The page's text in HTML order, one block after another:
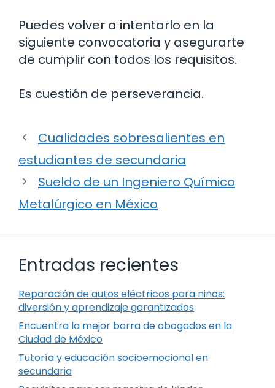
Puedes volver a intentarlo en la
siguiente convocatoria y asegurarte
de cumplir con todos los requisitos.
Es cuestión de perseverancia.
Cualidades sobresalientes en
estudiantes de secundaria
Sueldo de un Ingeniero Químico
Metalúrgico en México
Entradas recientes
Reparación de autos eléctricos para niños:
diversión y aprendizaje garantizados
Encuentra la mejor barra de abogados en la
Ciudad de México
Tutoría y educación socioemocional en
secundaria